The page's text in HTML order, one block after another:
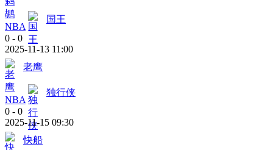
NBA
国王
0 - 0
2025-11-13 11:00
老鹰
NBA
独行侠
0 - 0
2025-11-15 09:30
快船